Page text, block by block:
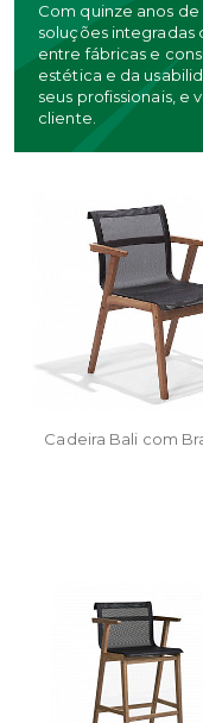
Com quinze anos
soluções
entre fábricas e
estética e da
seus profissionais, e
cliente.
Cadeira Bali com